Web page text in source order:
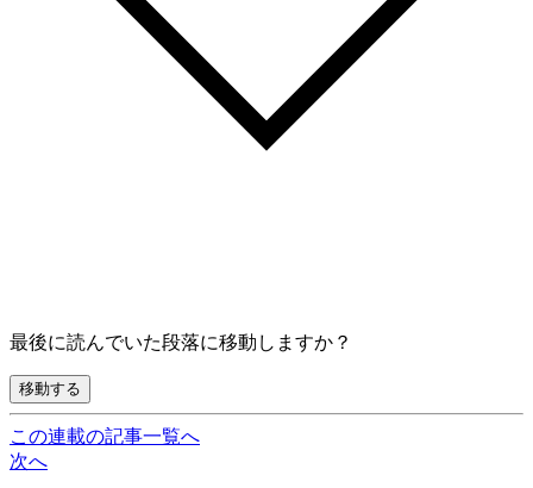
最後に読んでいた段落に移動しますか？
移動する
この連載の記事一覧へ
次へ